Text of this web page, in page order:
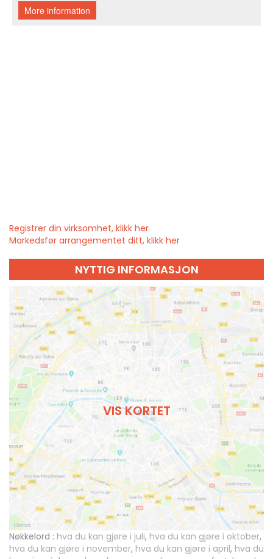
Registrer din virksomhet, klikk her
Markedsfør arrangementet ditt, klikk her
NYTTIG INFORMASJON
VIS KORTET
Nøkkelord : hva du kan gjøre i juli, hva du kan gjøre i oktober,
hva du kan gjøre i november, hva du kan gjøre i april, hva du